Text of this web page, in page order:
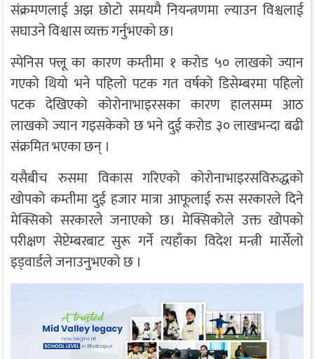
संक्रमणलाई अझ छोटो समयमै नियन्त्रणमा ल्याउन विश्वलाई
सघाउने विश्वास व्यक्त गर्नुभएको छ।
स्पेनिस फ्लू का कारण कम्तीमा १ करोड ५० लाखको ज्यान
गएको थियो भने पहिलो पटक गत वर्षको डिसेम्बरमा पहिलो
पटक देखिएको कोरोनाभाइरसका कारण हालसम्म आठ
लाखको ज्यान गइसकेको छ भने दुई करोड ३० लाखभन्दा बढी
संक्रमित भएका छन् ।
यसैबीच रुसमा विकास गरिएको कोरोनाभाइरसविरुद्धको
खोपको कम्तीमा दुई हजार मात्रा आफूलाई रुस सरकारले दिने
मेक्सिको सरकारले जनाएको छ। मेक्सिकोले उक्त खोपको
परीक्षण सेप्टेम्बरबाट सुरू गर्ने त्यहाँका विदेश मन्त्री मार्सेलो
इड्वार्डले जनाउनुभएको छ ।